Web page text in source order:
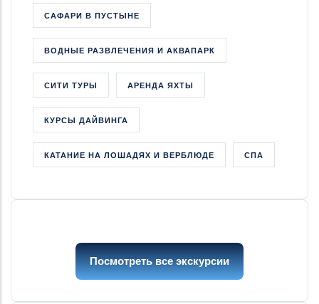
САФАРИ В ПУСТЫНЕ
ВОДНЫЕ РАЗВЛЕЧЕНИЯ И АКВАПАРК
СИТИ ТУРЫ АРЕНДА ЯХТЫ
КУРСЫ ДАЙВИНГА
КАТАНИЕ НА ЛОШАДЯХ И ВЕРБЛЮДЕ СПА
Посмотреть все экскурсии